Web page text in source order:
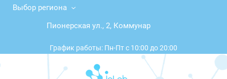
Выбор региона
Пионерская ул., 2, Коммунар
График работы: Пн-Пт с 10:00 до 20:00